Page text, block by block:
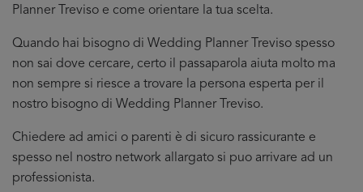
Planner Treviso e come orientare la tua scelta.
Quando hai bisogno di Wedding Planner Treviso spesso
non sai dove cercare, certo il passaparola aiuta molto ma
non sempre si riesce a trovare la persona esperta per il
nostro bisogno di Wedding Planner Treviso.
Chiedere ad amici o parenti è di sicuro rassicurante e
spesso nel nostro network allargato si puo arrivare ad un
professionista.